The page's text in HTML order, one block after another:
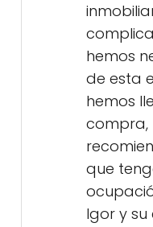
hemos
de esta
hemos
compra,
que
Igor y